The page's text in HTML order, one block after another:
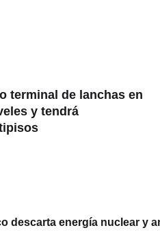
terminal de lanchas en
y tendrá
descarta energía nuclear y